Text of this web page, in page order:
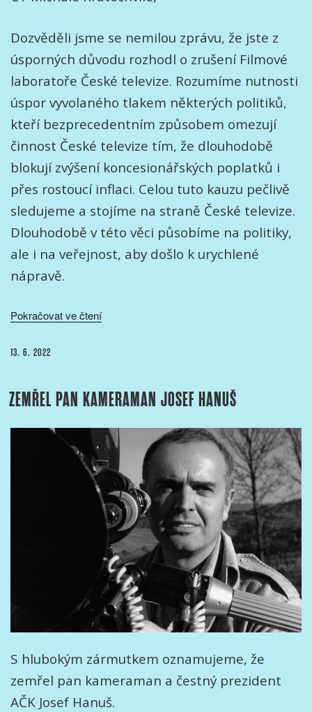
Dozvěděli jsme se nemilou zprávu, že jste z
úsporných důvodu rozhodl o zrušení Filmové
laboratoře České televize. Rozumíme nutnosti
úspor vyvolaného tlakem některých politiků,
kteří bezprecedentním způsobem omezují
činnost České televize tím, že dlouhodobě
blokují zvýšení koncesionářských poplatků i
přes rostoucí inflaci. Celou tuto kauzu pečlivě
sledujeme a stojíme na straně České televize.
Dlouhodobě v této věci působíme na politiky,
ale i na veřejnost, aby došlo k urychlené
nápravě.
Pokračovat ve čtení„Otevřený
filmové
České
televize“
PUBLIKOVÁNO
13. 6. 2022
ZEMŘEL PAN KAMERAMAN JOSEF HANUŠ
S hlubokým zármutkem oznamujeme, že
zemřel pan kameraman a čestný prezident
AČK Josef Hanuš.